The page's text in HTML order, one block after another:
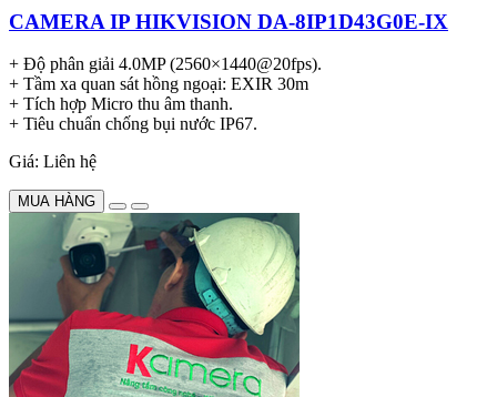
CAMERA IP HIKVISION DA-8IP1D43G0E-IX
+ Độ phân giải 4.0MP (2560×1440@20fps).
+ Tầm xa quan sát hồng ngoại: EXIR 30m
+ Tích hợp Micro thu âm thanh.
+ Tiêu chuẩn chống bụi nước IP67.
Giá: Liên hệ
MUA HÀNG